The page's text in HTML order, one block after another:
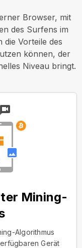
Browser, mit
des Surfens im
Vorteile des
können, der
Niveau bringt.
Mining-
Algorithmus
Gerät